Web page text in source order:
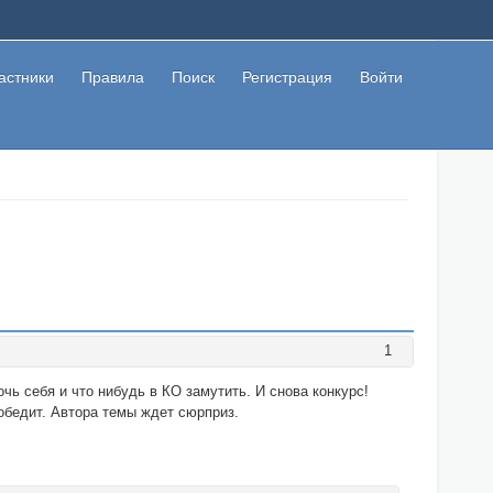
Правила Поиск Регистрация Войти
1
себя и что нибудь в КО замутить. И снова конкурс!
Автора темы ждет сюрприз.